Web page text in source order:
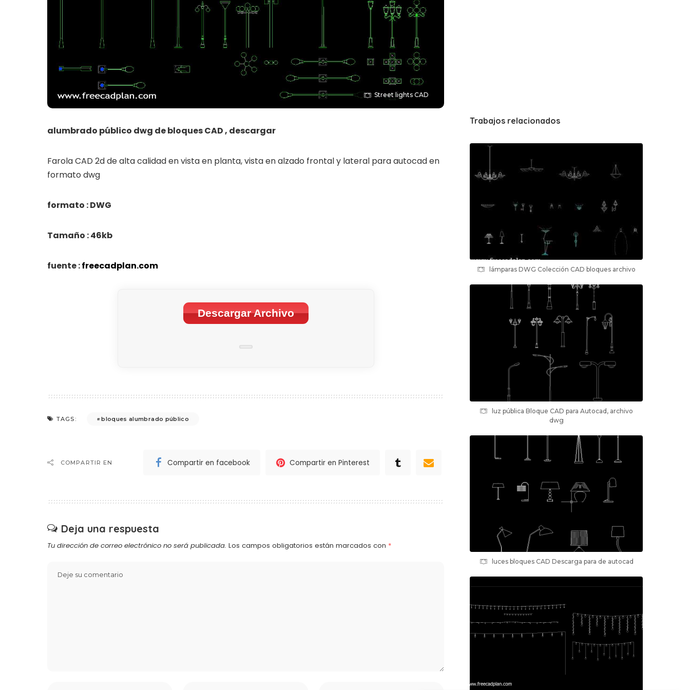
Street lights CAD
alumbrado público dwg de bloques CAD , descargar
Farola CAD 2d de alta calidad en vista en planta, vista en alzado frontal y lateral para autocad en
formato dwg
formato : DWG
Tamaño : 46kb
fuente :freecadplan.com
Descargar Archivo
TAGS: bloques alumbrado público
COMPARTIR EN Compartir en facebook Compartir en Pinterest
Deja una respuesta
Tu dirección de correo electrónico no será publicada. Los campos obligatorios están marcados con *
Trabajos relacionados
lámparas DWG Colección CAD bloques archivo
luz pública Bloque CAD para Autocad, archivo
dwg
luces bloques CAD Descarga para de autocad